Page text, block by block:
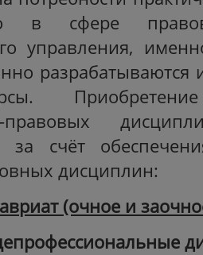
в сфере
управления,
правовых
за счёт
дисциплин:
(очное и